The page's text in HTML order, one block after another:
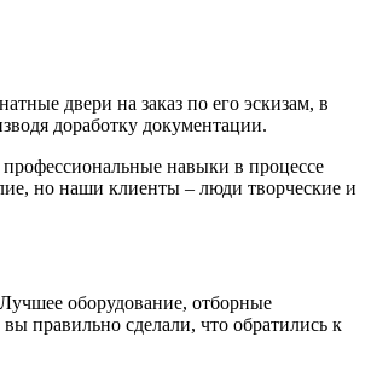
двери на заказ по его эскизам, в
доработку документации.
навыки в процессе
но наши клиенты – люди творческие и
оборудование, отборные
правильно сделали, что обратились к